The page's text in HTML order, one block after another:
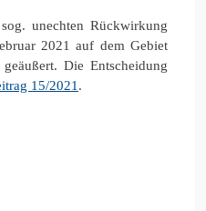
unechten Rückwirkung
2021 auf dem Gebiet
Die Entscheidung
15/2021 .